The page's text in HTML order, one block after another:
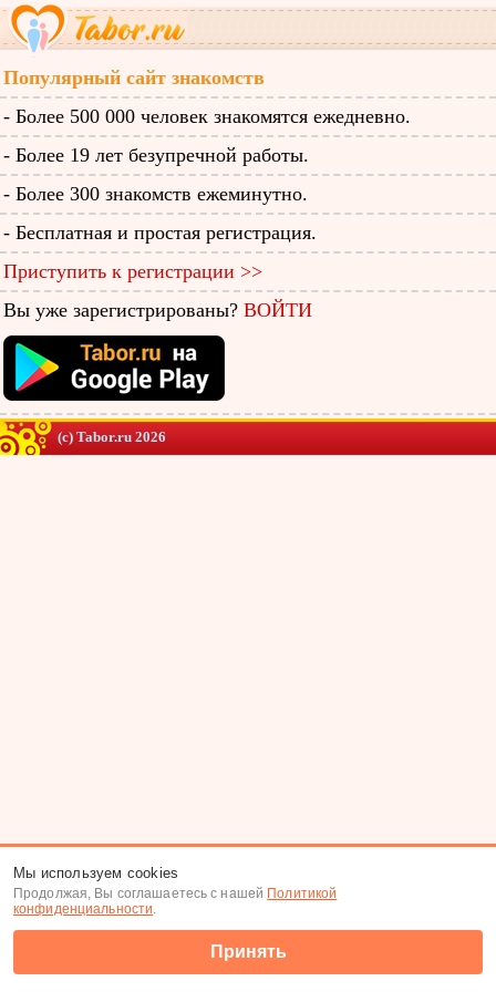
Популярный сайт знакомств
- Более 500 000 человек знакомятся ежедневно.
- Более 19 лет безупречной работы.
- Более 300 знакомств ежеминутно.
- Бесплатная и простая регистрация.
Приступить к регистрации >>
Вы уже зарегистрированы? ВОЙТИ
(c) Tabor.ru 2026
Мы используем cookies
Продолжая, Вы соглашаетесь с нашей Политикой
конфиденциальности.
Принять